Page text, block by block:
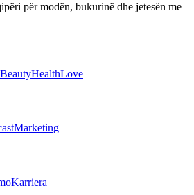
për modën, bukurinë dhe jetesën me
HealthLove
Marketing
Karriera